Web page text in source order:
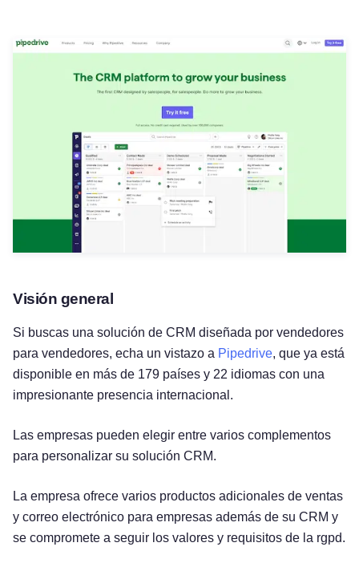
Visión general
Si buscas una solución de CRM diseñada por vendedores
para vendedores, echa un vistazo a Pipedrive, que ya está
disponible en más de 179 países y 22 idiomas con una
impresionante presencia internacional.
Las empresas pueden elegir entre varios complementos
para personalizar su solución CRM.
La empresa ofrece varios productos adicionales de ventas
y correo electrónico para empresas además de su CRM y
se compromete a seguir los valores y requisitos de la rgpd.